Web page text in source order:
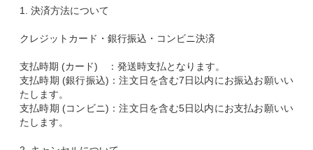
1. 決済方法について
クレジットカード・銀行振込・コンビニ決済
支払時期 (カード) ：発送時支払となります。
支払時期 (銀行振込)：注文日を含む7日以内にお振込お願いい
たします。
支払時期 (コンビニ)：注文日を含む5日以内にお支払お願いい
たします。